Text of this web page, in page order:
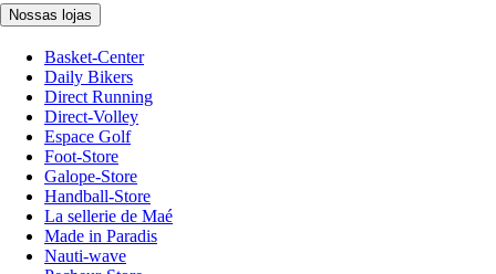
Nossas lojas
Basket-Center
Daily Bikers
Direct Running
Direct-Volley
Espace Golf
Foot-Store
Galope-Store
Handball-Store
La sellerie de Maé
Made in Paradis
Nauti-wave